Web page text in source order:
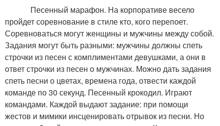
Песенный марафон. На корпоративе весело
пройдет соревнование в стиле кто, кого перепоет.
Соревноваться могут женщины и мужчины между собой.
Задания могут быть разными: мужчины должны спеть
строчки из песен с комплиментами девушками, а они в
ответ строчки из песен о мужчинах. Можно дать задания
спеть песни о цветах, времена года, отвести каждой
команде по 30 секунд. Песенный крокодил. Играют
командами. Каждой выдают задание: при помощи
жестов и мимики инсценировать отрывок из песни. Но